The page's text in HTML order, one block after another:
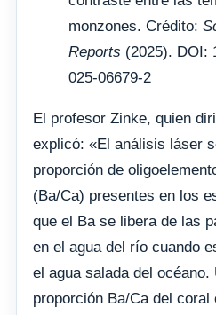
monzones. Crédito:
Reports (2025). DOI:
025-06679-2
El profesor Zinke, quien
explicó: «El análisis láser
proporción de
(Ba/Ca) presentes en los
que el Ba se libera de las
en el agua del río cuando
el agua salada del
proporción Ba/Ca del